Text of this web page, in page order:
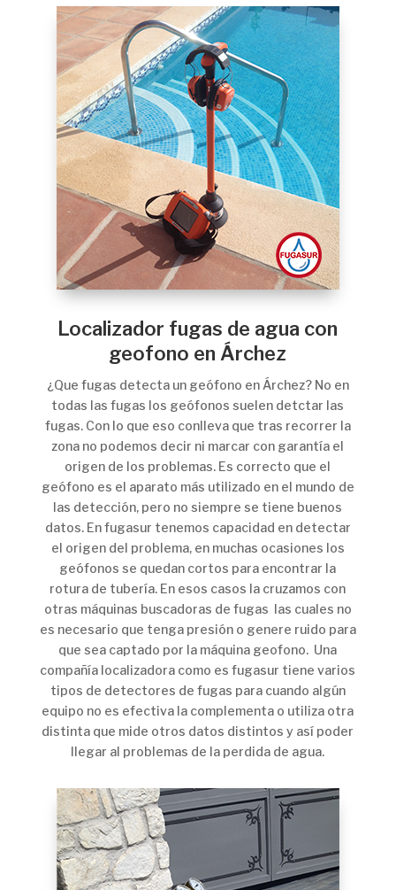
Localizador fugas de agua con
geofono en Árchez
¿Que fugas detecta un geófono en Árchez? No en
todas las fugas los geófonos suelen detctar las
fugas. Con lo que eso conlleva que tras recorrer la
zona no podemos decir ni marcar con garantía el
origen de los problemas. Es correcto que el
geófono es el aparato más utilizado en el mundo de
las detección, pero no siempre se tiene buenos
datos. En fugasur tenemos capacidad en detectar
el origen del problema, en muchas ocasiones los
geófonos se quedan cortos para encontrar la
rotura de tubería. En esos casos la cruzamos con
otras máquinas buscadoras de fugas las cuales no
es necesario que tenga presión o genere ruido para
que sea captado por la máquina geofono. Una
compañía localizadora como es fugasur tiene varios
tipos de detectores de fugas para cuando algún
equipo no es efectiva la complementa o utiliza otra
distinta que mide otros datos distintos y así poder
llegar al problemas de la perdida de agua.